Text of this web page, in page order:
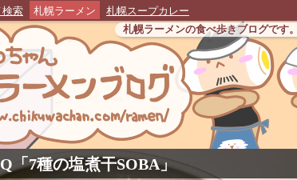
検索 札幌ラーメン
札幌スープカレー
札幌ラーメンの食べ歩きブログです。
「7種の塩煮干SOBA」